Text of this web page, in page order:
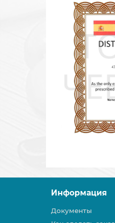
Информация
Документы